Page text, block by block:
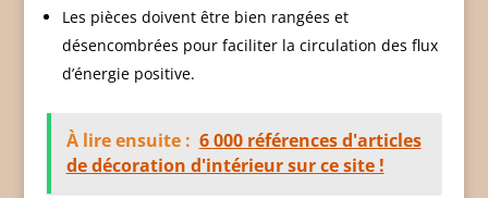
Les pièces doivent être bien rangées et
désencombrées pour faciliter la circulation des flux
d’énergie positive.
À lire ensuite : 6 000 références d'articles
de décoration d'intérieur sur ce site !